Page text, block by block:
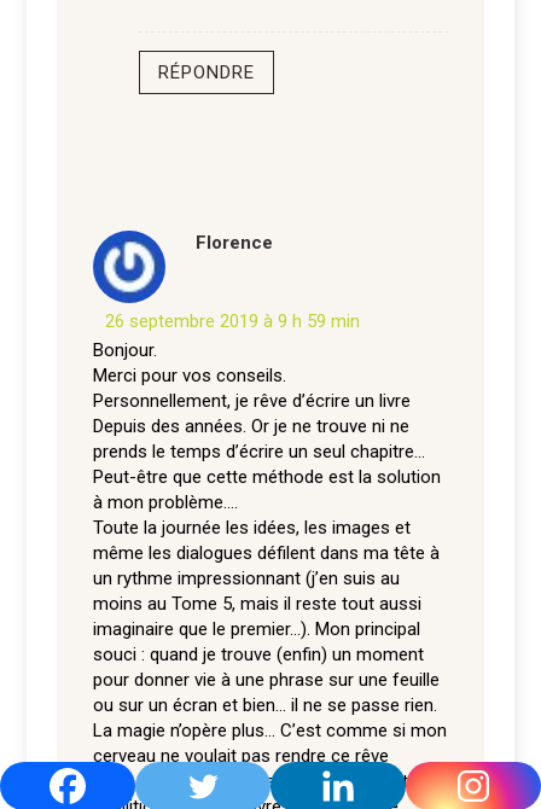
RÉPONDRE
Florence
26 septembre 2019 à 9 h 59 min
Bonjour.
Merci pour vos conseils.
Personnellement, je rêve d’écrire un livre
Depuis des années. Or je ne trouve ni ne
prends le temps d’écrire un seul chapitre…
Peut-être que cette méthode est la solution
à mon problème….
Toute la journée les idées, les images et
même les dialogues défilent dans ma tête à
un rythme impressionnant (j’en suis au
moins au Tome 5, mais il reste tout aussi
imaginaire que le premier…). Mon principal
souci : quand je trouve (enfin) un moment
pour donner vie à une phrase sur une feuille
ou sur un écran et bien… il ne se passe rien.
La magie n’opère plus… C’est comme si mon
cerveau ne voulait pas rendre ce rêve
réalisable… Alors qu’il est constamment en